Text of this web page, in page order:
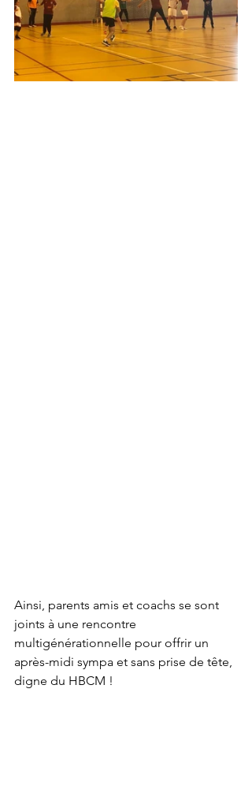
Ainsi, parents amis et coachs se sont
joints à une rencontre
multigénérationnelle pour offrir un
après-midi sympa et sans prise de tête,
digne du HBCM !